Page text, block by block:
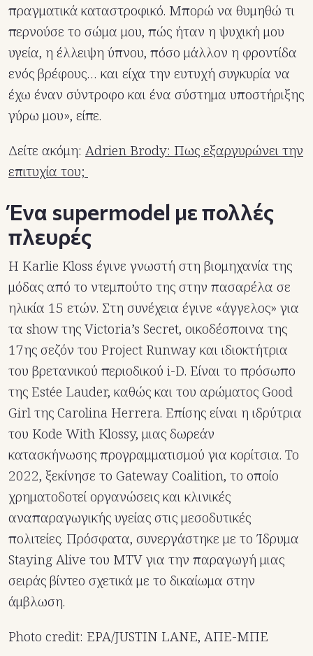
πραγματικά καταστροφικό. Μπορώ να θυμηθώ τι
περνούσε το σώμα μου, πώς ήταν η ψυχική μου
υγεία, η έλλειψη ύπνου, πόσο μάλλον η φροντίδα
ενός βρέφους… και είχα την ευτυχή συγκυρία να
έχω έναν σύντροφο και ένα σύστημα υποστήριξης
γύρω μου», είπε.
Δείτε ακόμη: Adrien Brody: Πως εξαργυρώνει την
επιτυχία του;
Ένα supermodel με πολλές
πλευρές
Η Κarlie Kloss έγινε γνωστή στη βιομηχανία της
μόδας από το ντεμπούτο της στην πασαρέλα σε
ηλικία 15 ετών. Στη συνέχεια έγινε «άγγελος» για
τα show της Victoria’s Secret, οικοδέσποινα της
17ης σεζόν του Project Runway και ιδιοκτήτρια
του βρετανικού περιοδικού i-D. Είναι το πρόσωπο
της Estée Lauder, καθώς και του αρώματος Good
Girl της Carolina Herrera. Επίσης είναι η ιδρύτρια
του Kode With Klossy, μιας δωρεάν
κατασκήνωσης προγραμματισμού για κορίτσια. Το
2022, ξεκίνησε το Gateway Coalition, το οποίο
χρηματοδοτεί οργανώσεις και κλινικές
αναπαραγωγικής υγείας στις μεσοδυτικές
πολιτείες. Πρόσφατα, συνεργάστηκε με τo Ίδρυμα
Staying Alive του MTV για την παραγωγή μιας
σειράς βίντεο σχετικά με το δικαίωμα στην
άμβλωση.
Photo credit: EPA/JUSTIN LANE, ΑΠΕ-ΜΠΕ